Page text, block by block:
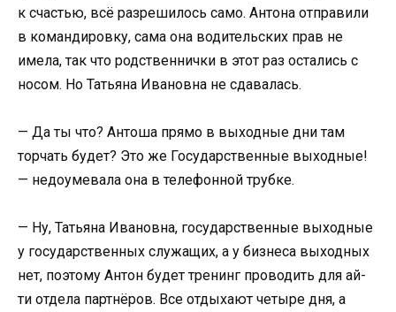
к счастью, всё разрешилось само. Антона отправили
в командировку, сама она водительских прав не
имела, так что родственнички в этот раз остались с
носом. Но Татьяна Ивановна не сдавалась.
— Да ты что? Антоша прямо в выходные дни там
торчать будет? Это же Государственные выходные!
— недоумевала она в телефонной трубке.
— Ну, Татьяна Ивановна, государственные выходные
у государственных служащих, а у бизнеса выходных
нет, поэтому Антон будет тренинг проводить для ай-
ти отдела партнёров. Все отдыхают четыре дня, а